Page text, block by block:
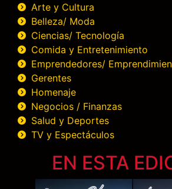
Arte y Cultura
Belleza/ Moda
Ciencias/ Tecnología
Comida y Entretenimiento
Emprendedores/
Gerentes
Homenaje
Negocios / Finanzas
Salud y Deportes
TV y Espectáculos
EN ESTA